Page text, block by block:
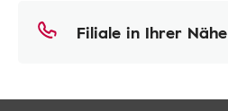
Filiale in Ihrer Nähe